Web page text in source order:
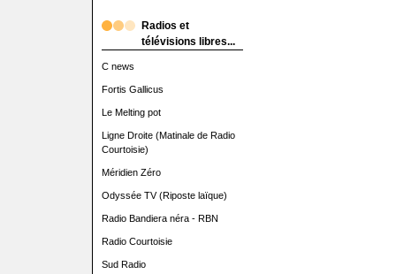
Radios et
télévisions libres...
C news
Fortis Gallicus
Le Melting pot
Ligne Droite (Matinale de Radio
Courtoisie)
Méridien Zéro
Odyssée TV (Riposte laïque)
Radio Bandiera néra - RBN
Radio Courtoisie
Sud Radio